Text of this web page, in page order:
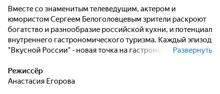
Вместе со знаменитым телеведущим, актером и
юмористом Сергеем Белоголовцевым зрители раскроют
богатство и разнообразие российской кухни, и потенциал
внутреннего гастрономического туризма. Каждый эпизод
"Вкусной России" - новая точка на гастрономической
Владикавказа до Нарьян-Мара.
Развернуть
Режиссёр
Анастасия Егорова